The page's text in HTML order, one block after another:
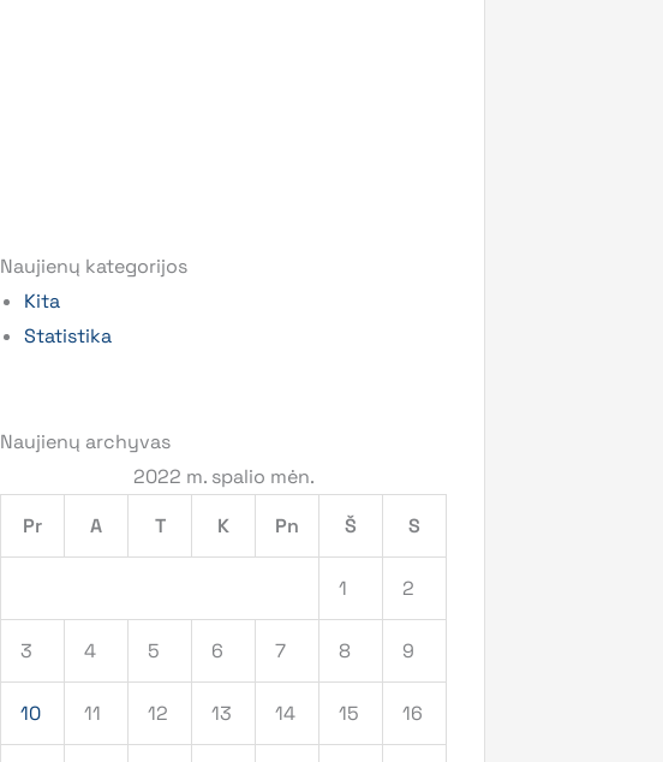
Naujienų kategorijos
Kita
Statistika
Naujienų archyvas
2022 m. spalio mėn.
Pr
A T K Pn Š S
1 2
3 4 5 6 7 8 9
10 11 12 13 14 15 16